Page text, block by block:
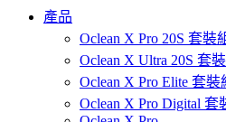
產品
Oclean X Pro 20S 套裝
Oclean X Ultra 20S 套
Oclean X Pro Elite 套裝
Oclean X Pro Digital 套